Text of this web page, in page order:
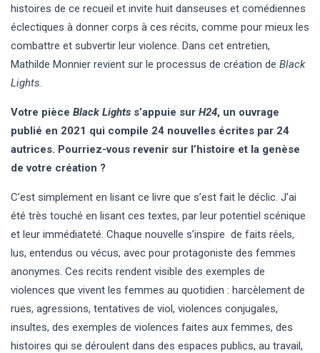
histoires de ce recueil et invite huit danseuses et comédiennes
éclectiques à donner corps à ces récits, comme pour mieux les
combattre et subvertir leur violence. Dans cet entretien,
Mathilde Monnier revient sur le processus de création de Black
Lights.
Votre pièce Black Lights s’appuie sur H24, un ouvrage
publié en 2021 qui compile 24 nouvelles écrites par 24
autrices. Pourriez-vous revenir sur l’histoire et la genèse
de votre création ?
C’est simplement en lisant ce livre que s’est fait le déclic. J’ai
été très touché en lisant ces textes, par leur potentiel scénique
et leur immédiateté. Chaque nouvelle s’inspire de faits réels,
lus, entendus ou vécus, avec pour protagoniste des femmes
anonymes. Ces recits rendent visible des exemples de
violences que vivent les femmes au quotidien : harcèlement de
rues, agressions, tentatives de viol, violences conjugales,
insultes, des exemples de violences faites aux femmes, des
histoires qui se déroulent dans des espaces publics, au travail,